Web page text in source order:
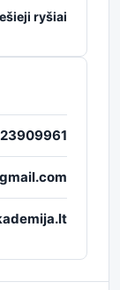
ryšiai